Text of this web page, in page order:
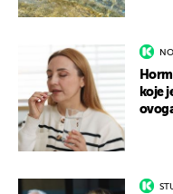
koje